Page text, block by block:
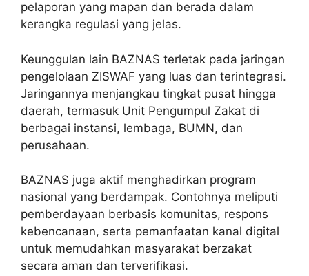
pelaporan yang mapan dan berada dalam
kerangka regulasi yang jelas.
Keunggulan lain BAZNAS terletak pada jaringan
pengelolaan ZISWAF yang luas dan terintegrasi.
Jaringannya menjangkau tingkat pusat hingga
daerah, termasuk Unit Pengumpul Zakat di
berbagai instansi, lembaga, BUMN, dan
perusahaan.
BAZNAS juga aktif menghadirkan program
nasional yang berdampak. Contohnya meliputi
pemberdayaan berbasis komunitas, respons
kebencanaan, serta pemanfaatan kanal digital
untuk memudahkan masyarakat berzakat
secara aman dan terverifikasi.